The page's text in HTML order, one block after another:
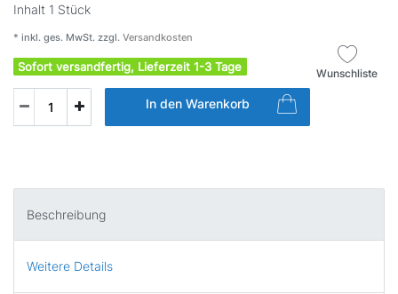
Inhalt 1 Stück
* inkl. ges. MwSt. zzgl. Versandkosten
Sofort versandfertig, Lieferzeit 1-3 Tage
In den Warenkorb
Wunschliste
Beschreibung
Weitere Details